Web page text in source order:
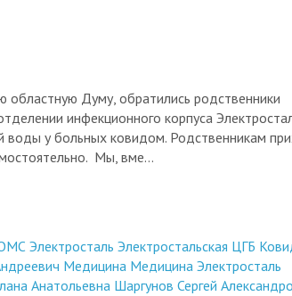
Думу, обратились родственники
инфекционного корпуса
у больных ковидом. Родственникам
Мы, вме...
Медицина Медицина Электросталь
АнатольевнаШаргунов Сергей
Лысак Юлия Александровна КПРФ